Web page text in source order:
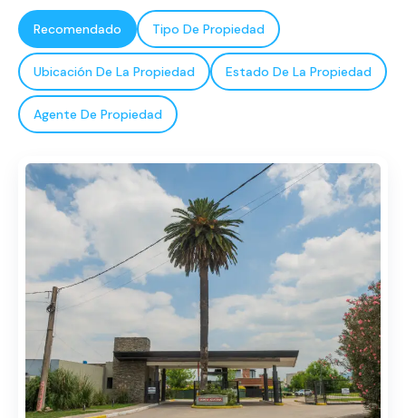
Recomendado Tipo De Propiedad
Ubicación De La Propiedad Estado De La Propiedad
Agente De Propiedad